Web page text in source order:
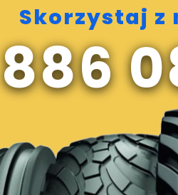
Skorzystaj
886